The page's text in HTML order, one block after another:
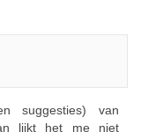
suggesties) van
lijkt het me niet